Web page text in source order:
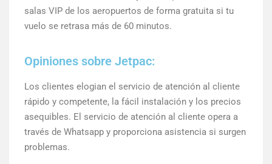
salas VIP de los aeropuertos de forma gratuita si tu
vuelo se retrasa más de 60 minutos.
Opiniones sobre Jetpac:
Los clientes elogian el servicio de atención al cliente
rápido y competente, la fácil instalación y los precios
asequibles. El servicio de atención al cliente opera a
través de Whatsapp y proporciona asistencia si surgen
problemas.